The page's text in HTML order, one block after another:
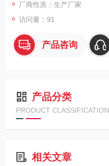
厂商性质：生产厂家
访问量：91
产品咨询
产品分类
PRODUCT CLASSIFICATION
相关文章